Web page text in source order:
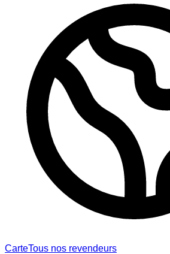
CarteTous nos revendeurs